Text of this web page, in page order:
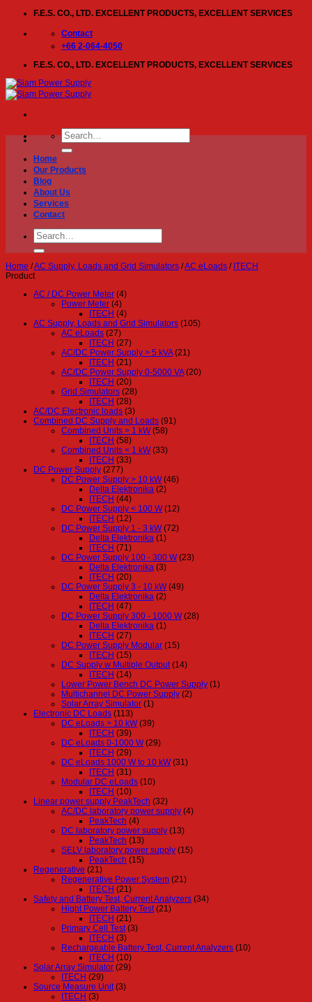
content
F.E.S. CO., LTD. EXCELLENT PRODUCTS, EXCELLENT SERVICES
Contact
+66 2-064-4050
F.E.S. CO., LTD. EXCELLENT PRODUCTS, EXCELLENT SERVICES
Search
for:
Home
Our Products
Blog
About Us
Services
Contact
Search
for:
Home /AC Supply, Loads and Grid Simulators /AC eLoads / ITECH
Product
AC / DC Power Meter (4)
Power Meter (4)
ITECH (4)
AC Supply, Loads and Grid Simulators (105)
AC eLoads (27)
ITECH (27)
AC/DC Power Supply > 5 kVA (21)
ITECH (21)
AC/DC Power Supply 0-5000 VA (20)
ITECH (20)
Grid Simulators (28)
ITECH (28)
AC/DC Electronic loads (3)
Combined DC Supply and Loads (91)
Combined Units > 1 kW (58)
ITECH (58)
Combined Units < 1 kW (33)
ITECH (33)
DC Power Supply (277)
DC Power Supply > 10 kW (46)
Delta Elektronika (2)
ITECH (44)
DC Power Supply < 100 W (12)
ITECH (12)
DC Power Supply 1 - 3 kW (72)
Delta Elektronika (1)
ITECH (71)
DC Power Supply 100 - 300 W (23)
Delta Elektronika (3)
ITECH (20)
DC Power Supply 3 - 10 kW (49)
Delta Elektronika (2)
ITECH (47)
DC Power Supply 300 - 1000 W (28)
Delta Elektronika (1)
ITECH (27)
DC Power Supply Modular (15)
ITECH (15)
DC Supply w Multiple Output (14)
ITECH (14)
Lower Power Bench DC Power Supply (1)
Multichannel DC Power Supply (2)
Solar Array Simulator (1)
Electronic DC Loads (113)
DC eLoads > 10 kW (39)
ITECH (39)
DC eLoads 0-1000 W (29)
ITECH (29)
DC eLoads 1000 W to 10 kW (31)
ITECH (31)
Modular DC eLoads (10)
ITECH (10)
Linear power supply PeakTech (32)
AC/DC laboratory power supply (4)
PeakTech (4)
DC laboratory power supply (13)
PeakTech (13)
SELV laboratory power supply (15)
PeakTech (15)
Regenerative (21)
Regenerative Power System (21)
ITECH (21)
Safety and Battery Test, Current Analyzers (34)
Hight Power Battery Test (21)
ITECH (21)
Primary Cell Test (3)
ITECH (3)
Rechargeable Battery Test, Current Analyzers (10)
ITECH (10)
Solar Array Simulator (29)
ITECH (29)
Source Measure Unit (3)
ITECH (3)